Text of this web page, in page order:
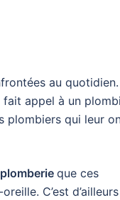
au quotidien.
appel à un
plombiers qui leur
que ces
C’est d’ailleurs